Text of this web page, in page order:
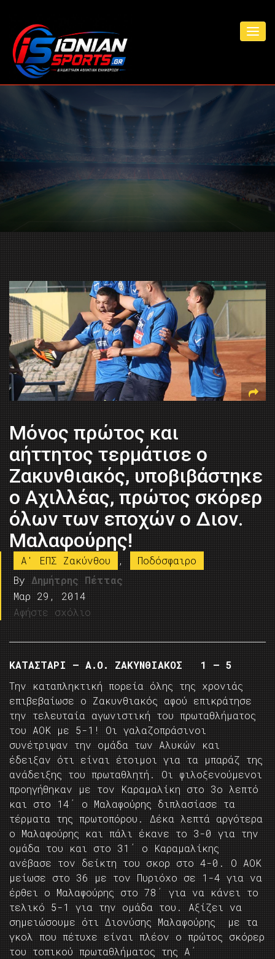
Μόνος πρώτος και
αήττητος τερμάτισε ο
Ζακυνθιακός, υποβιβάστηκε
ο Αχιλλέας, πρώτος σκόρερ
όλων των εποχών ο Διον.
Μαλαφούρης!
A' ΕΠΣ Ζακύνθου ,
Ποδόσφαιρο
By Δημήτρης Πέττας
Μαρ 29, 2014
Αφήστε σχόλιο
ΚΑΤΑΣΤΑΡΙ – Α.Ο. ΖΑΚΥΝΘΙΑΚΟΣ 1 – 5
Την καταπληκτική πορεία όλης της χρονιάς
επιβεβαίωσε ο Ζακυνθιακός αφού επικράτησε
την τελευταία αγωνιστική του πρωταθλήματος
του ΑΟΚ με 5-1! Οι γαλαζοπράσινοι
συνέτριψαν την ομάδα των Αλυκών και
έδειξαν ότι είναι έτοιμοι για τα μπαράζ της
ανάδειξης του πρωταθλητή. Οι φιλοξενούμενοι
προηγήθηκαν με τον Καραμαλίκη στο 3ο λεπτό
και στο 14΄ ο Μαλαφούρης διπλασίασε τα
τέρματα της πρωτοπόρου. Δέκα λεπτά αργότερα
ο Μαλαφούρης και πάλι έκανε το 3-0 για την
ομάδα του και στο 31΄ ο Καραμαλίκης
ανέβασε τον δείκτη του σκορ στο 4-0. Ο ΑΟΚ
μείωσε στο 36 με τον Πυριόχο σε 1-4 για να
έρθει ο Μαλαφούρης στο 78΄ για να κάνει το
τελικό 5-1 για την ομάδα του. Αξίζει να
σημειώσουμε ότι Διονύσης Μαλαφούρης με τα
γκολ που πέτυχε είναι πλέον ο πρώτος σκόρερ
του τοπικού πρωταθλήματος της Α΄